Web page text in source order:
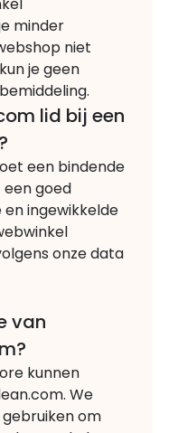
minder
niet
je geen
lid bij een
een bindende
goed
ingewikkelde
onze data
van
kunnen
We
om